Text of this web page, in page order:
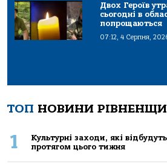
Двох Героїв
сьогодні в
попрощаються
07:12, 4 Серпня,
ТОП НОВИНИ
1
Культурні заходи, які
протягом цього тижня